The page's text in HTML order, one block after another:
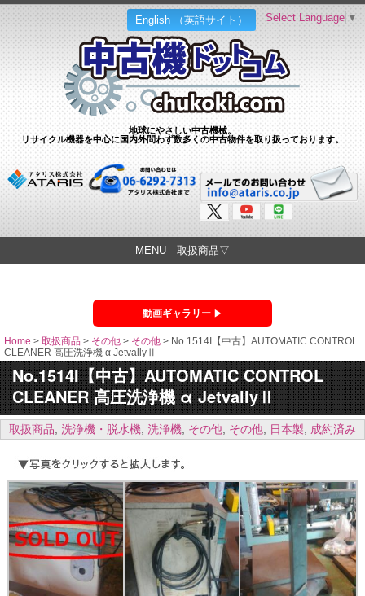
English （英語サイト）
地球にやさしい中古機械。
リサイクル機器を中心に国内外問わず数多くの中古物件を取り扱っております。
Select Language ▼
MENU 取扱商品▽
動画ギャラリー
Home > 取扱商品 > その他 > その他 > No.1514I【中古】AUTOMATIC CONTROL
CLEANER 高圧洗浄機 α JetvallyⅡ
No.1514I【中古】AUTOMATIC CONTROL
CLEANER 高圧洗浄機 α JetvallyⅡ
取扱商品, 洗浄機・脱水機, 洗浄機, その他, その他, 日本製, 成約済み